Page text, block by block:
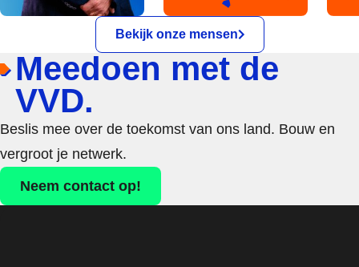
Bekijk onze mensen
Meedoen met de
VVD.
Beslis mee over de toekomst van ons land. Bouw en
vergroot je netwerk.
Neem contact op!